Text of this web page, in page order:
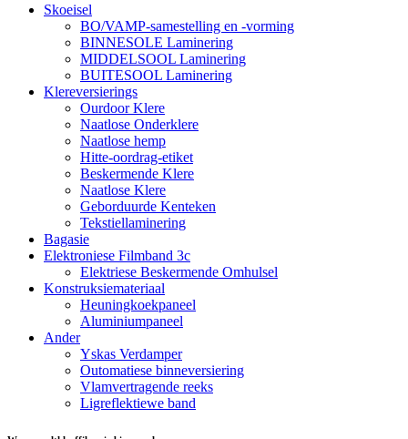
Skoeisel
BO/VAMP-samestelling en -vorming
BINNESOLE Laminering
MIDDELSOOL Laminering
BUITESOOL Laminering
Klereversierings
Ourdoor Klere
Naatlose Onderklere
Naatlose hemp
Hitte-oordrag-etiket
Beskermende Klere
Naatlose Klere
Geborduurde Kenteken
Tekstiellaminering
Bagasie
Elektroniese Filmband 3c
Elektriese Beskermende Omhulsel
Konstruksiemateriaal
Heuningkoekpaneel
Aluminiumpaneel
Ander
Yskas Verdamper
Outomatiese binneversiering
Vlamvertragende reeks
Ligreflektiewe band